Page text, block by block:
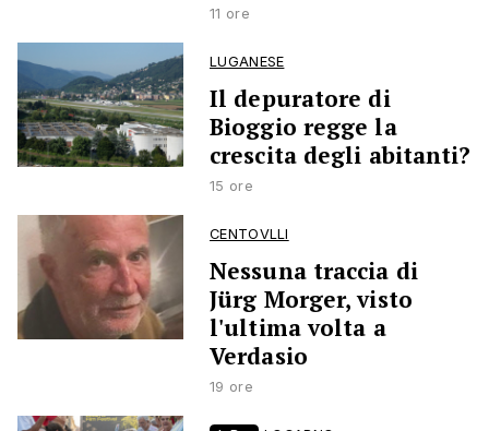
11 ore
LUGANESE
Il depuratore di
Bioggio regge la
crescita degli abitanti?
15 ore
CENTOVLLI
Nessuna traccia di
Jürg Morger, visto
l'ultima volta a
Verdasio
19 ore